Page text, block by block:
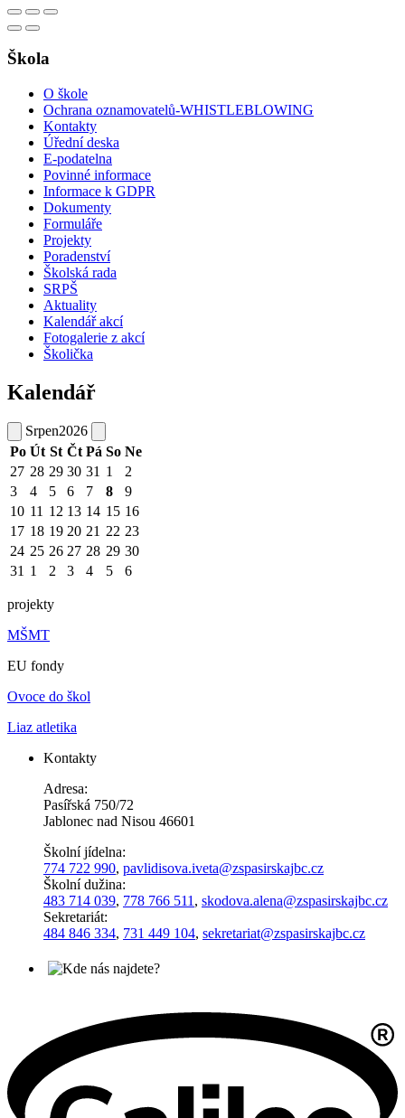
Škola
O škole
Ochrana oznamovatelů-WHISTLEBLOWING
Kontakty
Úřední deska
E-podatelna
Povinné informace
Informace k GDPR
Dokumenty
Formuláře
Projekty
Poradenství
Školská rada
SRPŠ
Aktuality
Kalendář akcí
Fotogalerie z akcí
Školička
Kalendář
Srpen2026
Po Út St Čt Pá So Ne
27 28 29 30 31 1
2
3
4 5 6 7 8
9
10 11 12 13 14 15 16
17 18 19 20 21 22 23
24 25 26 27 28 29 30
31 1 2 3 4 5 6
projekty
MŠMT
EU fondy
Ovoce do škol
Liaz atletika
Kontakty
Adresa:
Pasířská 750/72
Jablonec nad Nisou 46601
Školní jídelna:
774 722 990, pavlidisova.iveta@zspasirskajbc.cz
Školní dužina:
483 714 039, 778 766 511, skodova.alena@zspasirskajbc.cz
Sekretariát:
484 846 334, 731 449 104, sekretariat@zspasirskajbc.cz